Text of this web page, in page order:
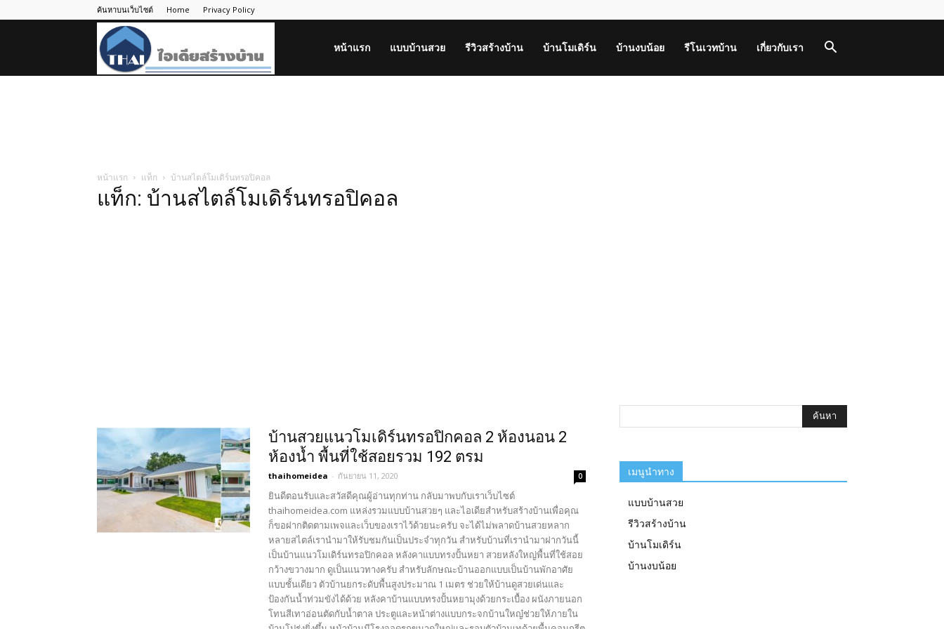
ค้นหาบนเว็บไซต์ Home Privacy Policy
หน้าแรก แบบบ้านสวย รีวิวสร้างบ้าน บ้านโมเดิร์น บ้านงบน้อย รีโนเวทบ้าน เกี่ยวกับเรา
หน้าแรก แท็ก บ้านสไตล์โมเดิร์นทรอปิคอล
แท็ก: บ้านสไตล์โมเดิร์นทรอปิคอล
บ้านสวยแนวโมเดิร์นทรอปิกคอล 2 ห้องนอน 2
ห้องน้ำ พื้นที่ใช้สอยรวม 192 ตรม
thaihomeidea - กันยายน 11, 2020 0
ยินดีตอนรับและสวัสดีคุณผู้อ่านทุกท่าน กลับมาพบกับเราเว็บไซต์
thaihomeidea.com แหล่งรวมแบบบ้านสวยๆ และไอเดียสำหรับสร้างบ้านเพื่อคุณ
ก็ขอฝากติดตามเพจและเว็บของเราไว้ด้วยนะครับ จะได้ไม่พลาดบ้านสวยหลาก
หลายสไตล์เรานำมาให้รับชมกันเป็นประจำทุกวัน สำหรับบ้านที่เรานำมาฝากวันนี้
เป็นบ้านแนวโมเดิร์นทรอปิกคอล หลังคาแบบทรงปั้นหยา สวยหลังใหญ่พื้นที่ใช้สอย
กว้างขวางมาก ดูเป็นแนวทางครับ สำหรับลักษณะบ้านออกแบบเป็นบ้านพักอาศัย
แบบชั้นเดียว ตัวบ้านยกระดับพื้นสูงประมาณ 1 เมตร ช่วยให้บ้านดูสวยเด่นและ
ป้องกันน้ำท่วมขังได้ด้วย หลังคาบ้านแบบทรงปั้นหยามุงด้วยกระเบื้อง ผนังภายนอก
โทนสีเทาอ่อนตัดกับน้ำตาล ประตูและหน้าต่างแบบกระจกบ้านใหญ๋ช่วยให้ภายใน
เมนูนำทาง
แบบบ้านสวย
รีวิวสร้างบ้าน
บ้านโมเดิร์น
บ้านงบน้อย